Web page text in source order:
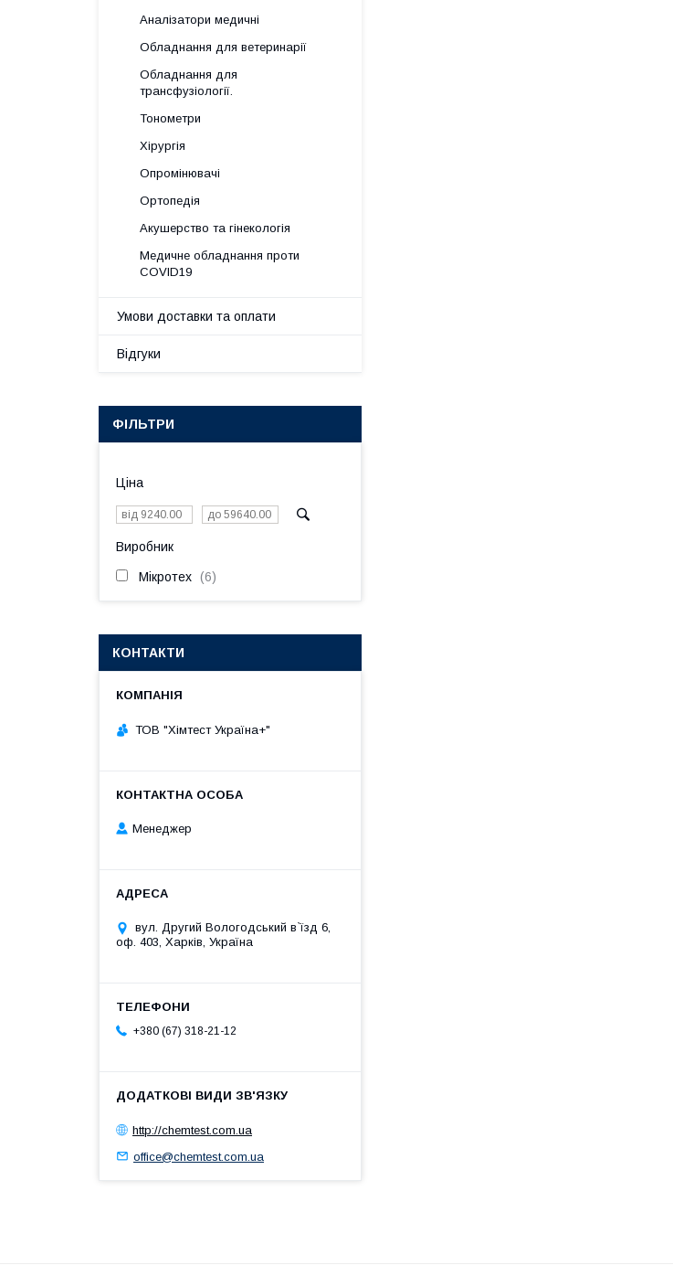
Аналізатори медичні
Обладнання для ветеринарії
Обладнання для
трансфузіології.
Тонометри
Хірургія
Опромінювачі
Ортопедія
Акушерство та гінекологія
Медичне обладнання проти
COVID19
Умови доставки та оплати
Відгуки
ФІЛЬТРИ
Ціна
Виробник
Мікротех 6
КОНТАКТИ
ТОВ "Хімтест Україна+"
Менеджер
вул. Другий Вологодський в`їзд 6,
оф. 403, Харків, Україна
+380 (67) 318-21-12
http://chemtest.com.ua
office@chemtest.com.ua